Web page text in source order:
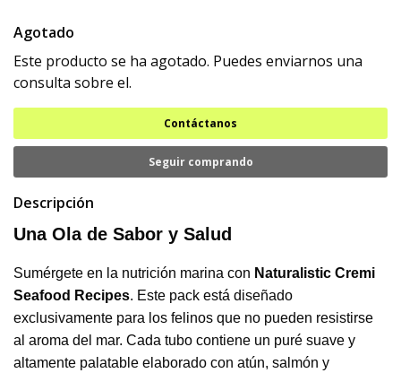
Agotado
Este producto se ha agotado. Puedes enviarnos una
consulta sobre el.
Contáctanos
Seguir comprando
Descripción
Una Ola de Sabor y Salud
Sumérgete en la nutrición marina con Naturalistic Cremi
Seafood Recipes. Este pack está diseñado
exclusivamente para los felinos que no pueden resistirse
al aroma del mar. Cada tubo contiene un puré suave y
altamente palatable elaborado con atún, salmón y